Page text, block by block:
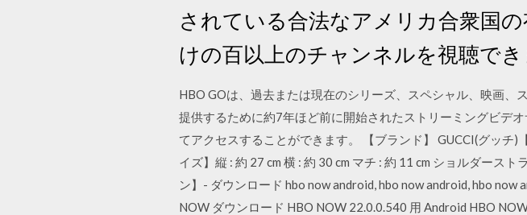
されている合法なアメリカ合衆国
けの百以上のチャンネルを視聴でき
HBO GOは、過去または現在のシリーズ、スペシャル、映画
提供するために約7年ほど前に開始されたストリーミングビデ
てアクセスすることができます。 【ブランド】 GUCCI(グッチ
イズ】縦 : 約 27 cm 横 : 約 30 cm マチ : 約 11 cm ショルダース
ン】- ダウンロード hbo now android, hbo now android, hbo
NOW ダウンロード HBO NOW 22.0.0.540 用 Android HBO